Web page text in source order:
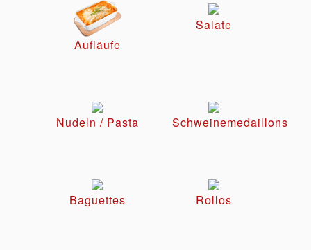
Aufläufe
Salate
Nudeln / Pasta Schweinemedaillons
Baguettes Rollos